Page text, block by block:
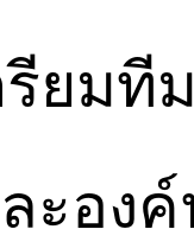
ยมที
ะอง